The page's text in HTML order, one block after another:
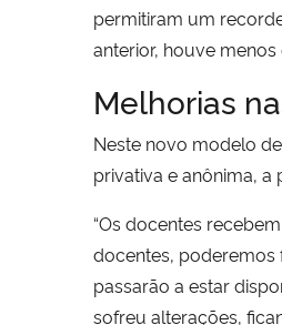
permitiram um
anterior, houve
Melhorias
Neste novo modelo
privativa e anônima, a
“Os docentes
docentes, poderemos
passarão a estar
sofreu alterações,